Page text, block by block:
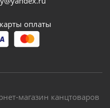
оплаты
магазин канцтоваров